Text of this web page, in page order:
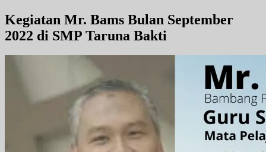
Kegiatan Mr. Bams Bulan September
2022 di SMP Taruna Bakti